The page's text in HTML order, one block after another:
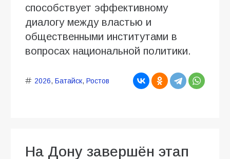
способствует эффективному
диалогу между властью и
общественными институтами в
вопросах национальной политики.
2026, Батайск, Ростов
На Дону завершён этап